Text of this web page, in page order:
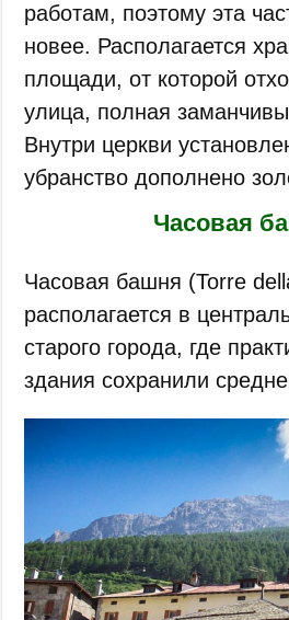
работам, поэтому эта
новее. Располагается
площади, от которой
улица, полная
Внутри церкви
убранство дополнено
Часовая
Часовая башня (Torre
располагается в
старого города, где
здания сохранили